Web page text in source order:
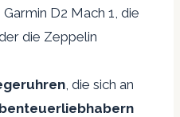
D2 Mach 1, die
die Zeppelin
, die sich an